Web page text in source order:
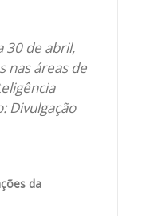
30 de abril,
nas áreas de
Divulgação
da